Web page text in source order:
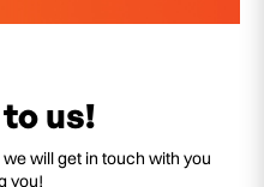
to us!
will get in touch with you
you!